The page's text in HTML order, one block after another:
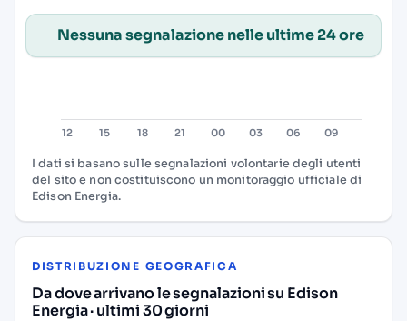
Nessuna segnalazione nelle ultime 24 ore
I dati si basano sulle segnalazioni volontarie degli utenti
del sito e non costituiscono un monitoraggio ufficiale di
Edison Energia.
DISTRIBUZIONE GEOGRAFICA
Da dove arrivano le segnalazioni su Edison
Energia · ultimi 30 giorni